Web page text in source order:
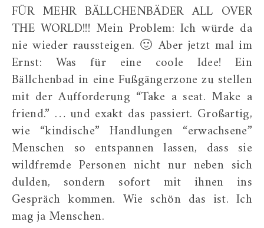
FÜR MEHR BÄLLCHENBÄDER ALL OVER
THE WORLD!!! Mein Problem: Ich würde da
nie wieder raussteigen. 🙂 Aber jetzt mal im
Ernst: Was für eine coole Idee! Ein
Bällchenbad in eine Fußgängerzone zu stellen
mit der Aufforderung “Take a seat. Make a
friend.” … und exakt das passiert. Großartig,
wie “kindische” Handlungen “erwachsene”
Menschen so entspannen lassen, dass sie
wildfremde Personen nicht nur neben sich
dulden, sondern sofort mit ihnen ins
Gespräch kommen. Wie schön das ist. Ich
mag ja Menschen.